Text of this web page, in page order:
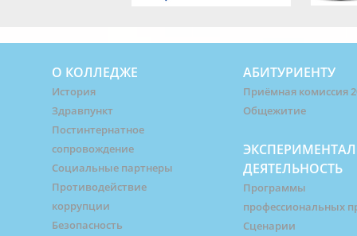
О КОЛЛЕДЖЕ
История
Здравпункт
Постинтернатное
сопровождение
Социальные партнеры
Противодействие
коррупции
Безопасность
АБИТУРИЕНТУ
Приёмная комиссия
Общежитие
ДЕЯТЕЛЬНОСТЬ
Программы
профессиональных
Сценарии